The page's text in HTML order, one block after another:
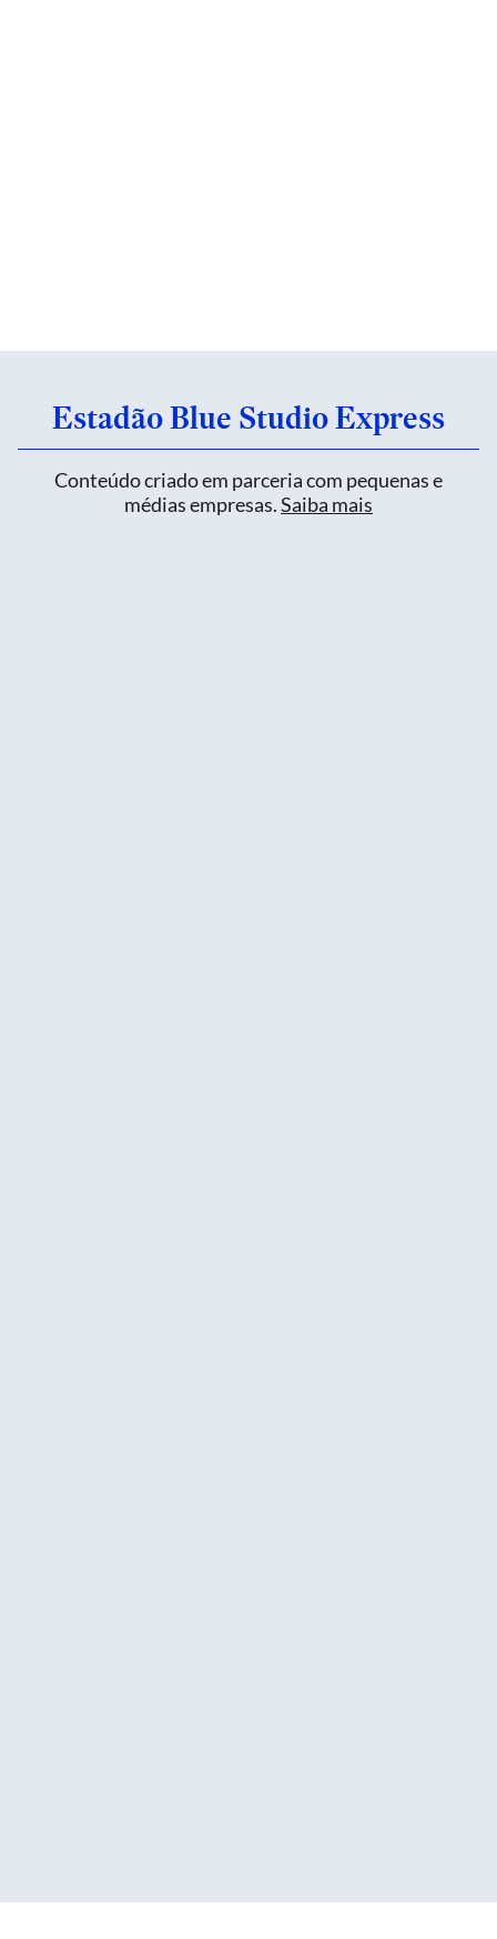
Estadão Blue Studio Express
Conteúdo criado em parceria com pequenas e
médias empresas.Saiba mais